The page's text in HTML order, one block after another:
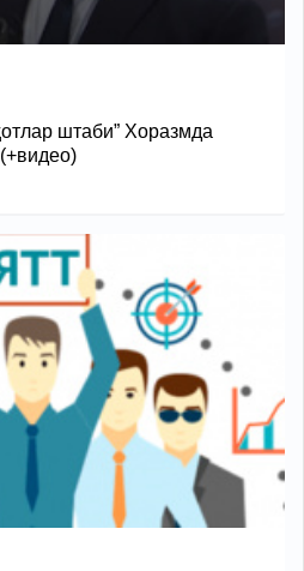
штаби” Хоразмда